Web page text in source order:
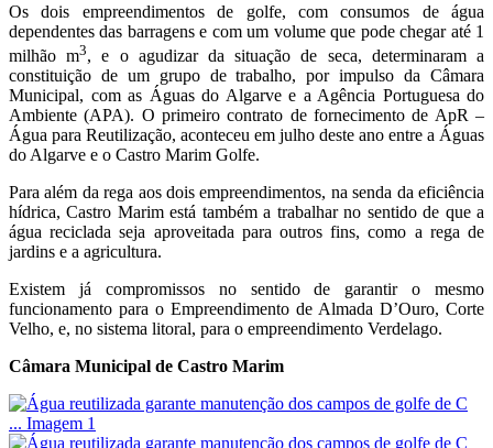
Os dois empreendimentos de golfe, com consumos de água
dependentes das barragens e com um volume que pode chegar até 1
milhão m3, e o agudizar da situação de seca, determinaram a
constituição de um grupo de trabalho, por impulso da Câmara
Municipal, com as Águas do Algarve e a Agência Portuguesa do
Ambiente (APA). O primeiro contrato de fornecimento de ApR –
Água para Reutilização, aconteceu em julho deste ano entre a Águas
do Algarve e o Castro Marim Golfe.
Para além da rega aos dois empreendimentos, na senda da eficiência
hídrica, Castro Marim está também a trabalhar no sentido de que a
água reciclada seja aproveitada para outros fins, como a rega de
jardins e a agricultura.
Existem já compromissos no sentido de garantir o mesmo
funcionamento para o Empreendimento de Almada D’Ouro, Corte
Velho, e, no sistema litoral, para o empreendimento Verdelago.
Câmara Municipal de Castro Marim